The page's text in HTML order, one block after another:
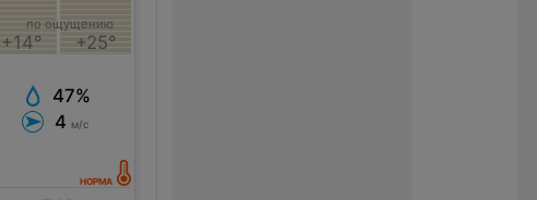
+14° +25°
по ощущению
47%
4 м/с